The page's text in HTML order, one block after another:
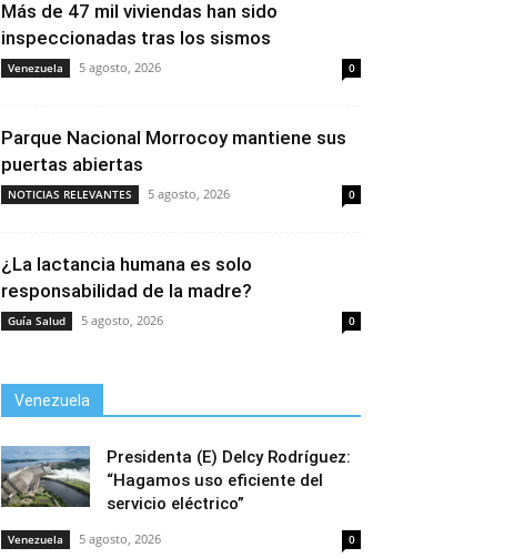
Más de 47 mil viviendas han sido
inspeccionadas tras los sismos
Venezuela 5 agosto, 2026 0
Parque Nacional Morrocoy mantiene sus
puertas abiertas
NOTICIAS RELEVANTES 5 agosto, 2026 0
¿La lactancia humana es solo
responsabilidad de la madre?
Guía Salud 5 agosto, 2026 0
Venezuela
Presidenta (E) Delcy Rodríguez:
“Hagamos uso eficiente del
servicio eléctrico”
Venezuela 5 agosto, 2026 0